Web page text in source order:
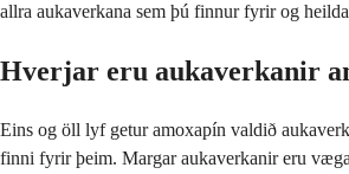
allra aukaverkana sem þú finnur fyrir og
Hverjar eru aukaverkanir
Eins og öll lyf getur amoxapín valdið
finni fyrir þeim. Margar aukaverkanir eru